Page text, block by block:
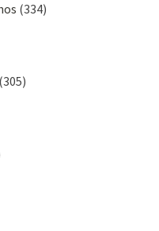
(334)
(305)